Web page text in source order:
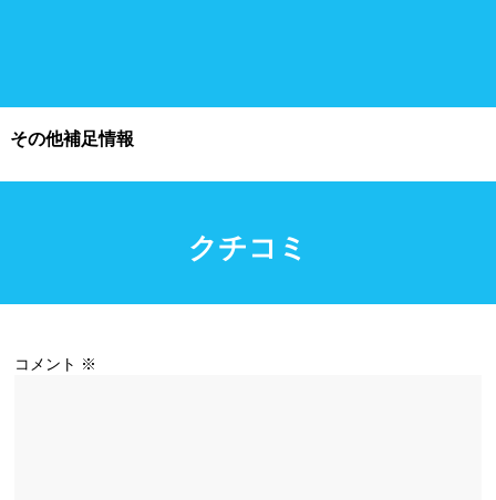
その他補足情報
クチコミ
コメント ※
都度利用可能
ホテル宿泊者 団体利用、コース貸切可能
プール情報